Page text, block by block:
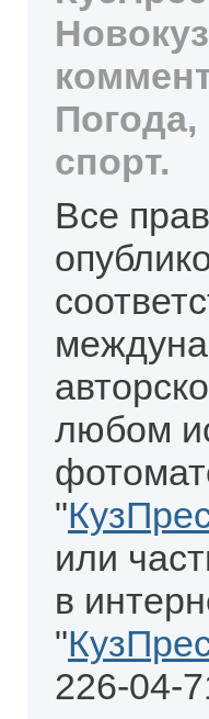
спорт.
Все
любом
"
или
в
"
226-04-